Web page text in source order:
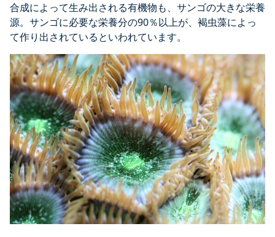
合成によって生み出される有機物も、サンゴの大きな栄養
源。サンゴに必要な栄養分の90％以上が、褐虫藻によっ
て作り出されているといわれています。